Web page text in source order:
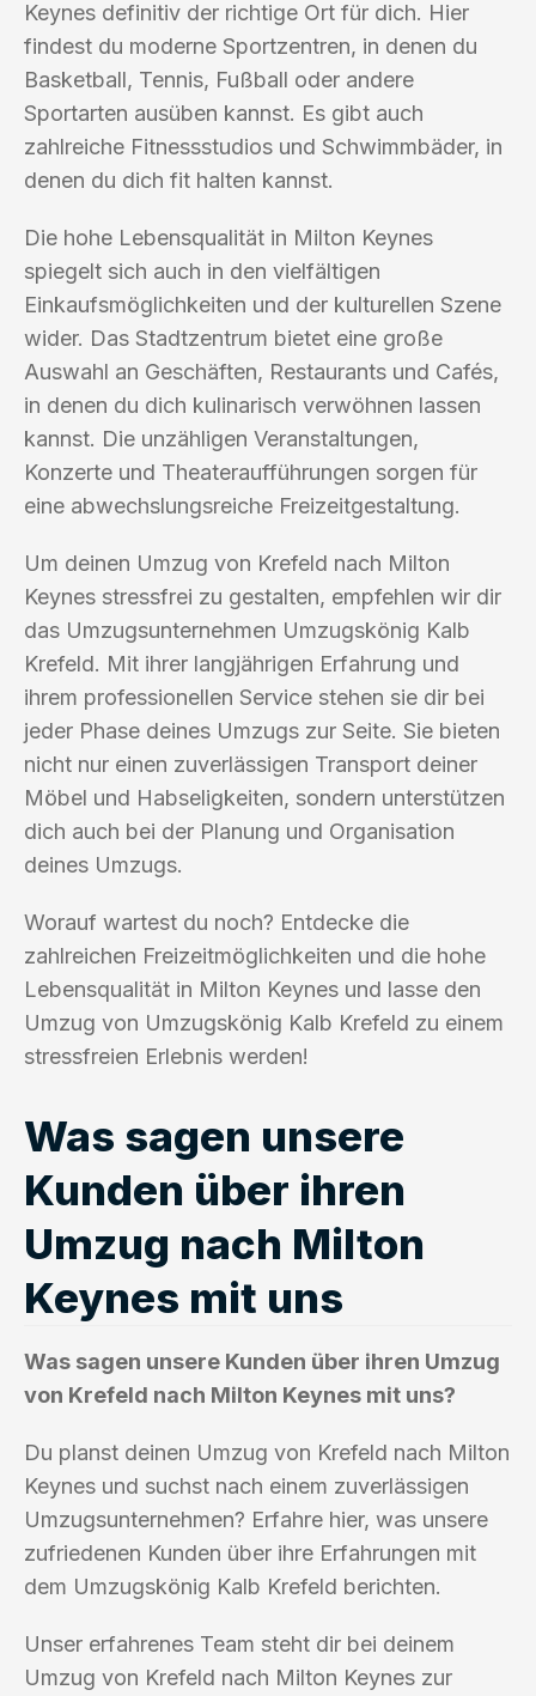
Keynes definitiv der richtige Ort für dich. Hier
findest du moderne Sportzentren, in denen du
Basketball, Tennis, Fußball oder andere
Sportarten ausüben kannst. Es gibt auch
zahlreiche Fitnessstudios und Schwimmbäder, in
denen du dich fit halten kannst.
Die hohe Lebensqualität in Milton Keynes
spiegelt sich auch in den vielfältigen
Einkaufsmöglichkeiten und der kulturellen Szene
wider. Das Stadtzentrum bietet eine große
Auswahl an Geschäften, Restaurants und Cafés,
in denen du dich kulinarisch verwöhnen lassen
kannst. Die unzähligen Veranstaltungen,
Konzerte und Theateraufführungen sorgen für
eine abwechslungsreiche Freizeitgestaltung.
Um deinen Umzug von Krefeld nach Milton
Keynes stressfrei zu gestalten, empfehlen wir dir
das Umzugsunternehmen Umzugskönig Kalb
Krefeld. Mit ihrer langjährigen Erfahrung und
ihrem professionellen Service stehen sie dir bei
jeder Phase deines Umzugs zur Seite. Sie bieten
nicht nur einen zuverlässigen Transport deiner
Möbel und Habseligkeiten, sondern unterstützen
dich auch bei der Planung und Organisation
deines Umzugs.
Worauf wartest du noch? Entdecke die
zahlreichen Freizeitmöglichkeiten und die hohe
Lebensqualität in Milton Keynes und lasse den
Umzug von Umzugskönig Kalb Krefeld zu einem
stressfreien Erlebnis werden!
Was sagen unsere
Kunden über ihren
Umzug nach Milton
Keynes mit uns
Was sagen unsere Kunden über ihren Umzug
von Krefeld nach Milton Keynes mit uns?
Du planst deinen Umzug von Krefeld nach Milton
Keynes und suchst nach einem zuverlässigen
Umzugsunternehmen? Erfahre hier, was unsere
zufriedenen Kunden über ihre Erfahrungen mit
dem Umzugskönig Kalb Krefeld berichten.
Unser erfahrenes Team steht dir bei deinem
Umzug von Krefeld nach Milton Keynes zur